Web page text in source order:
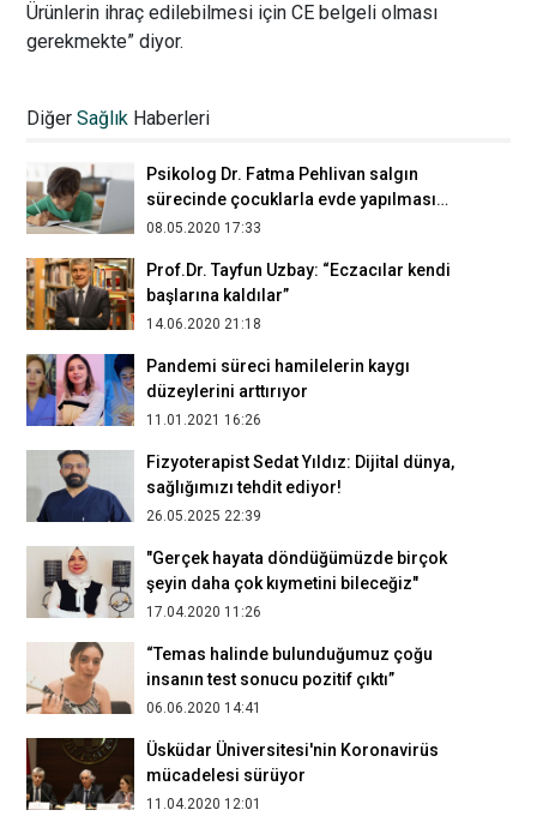
Ürünlerin ihraç edilebilmesi için CE belgeli olması
gerekmekte” diyor.
DiğerSağlık Haberleri
15.04.2019 18:07
Psikolog Dr. Fatma Pehlivan salgın
sürecinde çocuklarla evde yapılması
gerekenleri anlattı
08.05.2020 17:33
Prof.Dr. Tayfun Uzbay: “Eczacılar kendi
başlarına kaldılar”
14.06.2020 21:18
Pandemi süreci hamilelerin kaygı
düzeylerini arttırıyor
11.01.2021 16:26
Fizyoterapist Sedat Yıldız: Dijital dünya,
sağlığımızı tehdit ediyor!
26.05.2025 22:39
"Gerçek hayata döndüğümüzde birçok
şeyin daha çok kıymetini bileceğiz"
17.04.2020 11:26
“Temas halinde bulunduğumuz çoğu
insanın test sonucu pozitif çıktı”
06.06.2020 14:41
Üsküdar Üniversitesi'nin Koronavirüs
mücadelesi sürüyor
11.04.2020 12:01